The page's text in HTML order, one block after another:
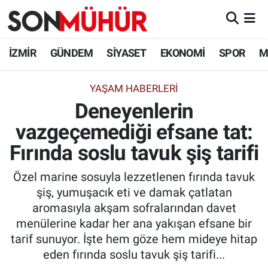
İZMİR GÜNDEM SİYASET EKONOMİ SPOR
YAŞAM HABERLERI
Deneyenlerin
vazgeçemediği efsane tat:
Fırında soslu tavuk şiş tarifi
Özel marine sosuyla lezzetlenen fırında tavuk
şiş, yumuşacık eti ve damak çatlatan
aromasıyla akşam sofralarından davet
menülerine kadar her ana yakışan efsane bir
tarif sunuyor. İşte hem göze hem mideye hitap
eden fırında soslu tavuk şiş tarifi...
İzmir Nöbetçi Eczaneler
İzmir Namaz Vakitleri
İzmir Trafik Yoğunluk Haritası
Tüm Manşetler
Son Dakika Haberleri
Haber Arşivi